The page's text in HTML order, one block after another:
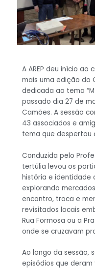
A AREP deu início
mais uma edição do
dedicada ao tema
passado dia 27 de
Camões. A sessão
43 associados e
tema que despertou
Conduzida pelo
tertúlia levou os
história e identidade
explorando
encontro, troca e
revisitados locais
Rua Formosa ou a
onde se cruzavam
Ao longo da sessão,
episódios que